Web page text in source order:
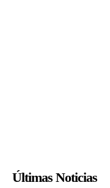
Últimas Noticias